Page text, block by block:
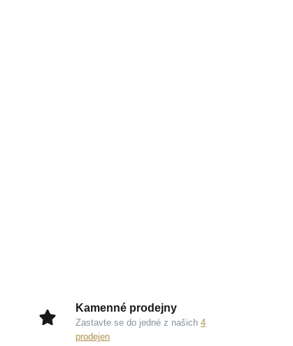
Kamenné prodejny
Zastavte se do jedné z našich 4
prodejen